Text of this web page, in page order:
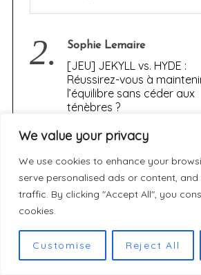
We value your privacy
We use cookies to enhance your
serve personalised ads or content,
traffic. By clicking "Accept All", you
cookies.
Customise Reject All
2. Sophie Lemaire
[JEU] JEKYLL vs. HYDE :
Réussirez-vous à
l’équilibre sans céder aux
ténèbres ?
Merci pour cette analyse détaillée
Hyde, un jeu qui illustre
humaine. En tant que passionné de
société, j’ai trouvé votre
3.
[JEU] JEKYLL vs. HYDE :